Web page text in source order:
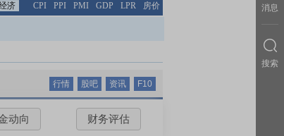
济 CPI PPI PMI GDP LPR 房价
行情 股吧 资讯 F10
动向 财务评估
消息
搜索